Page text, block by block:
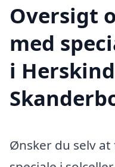
Oversigt
med
i
Ønsker du selv